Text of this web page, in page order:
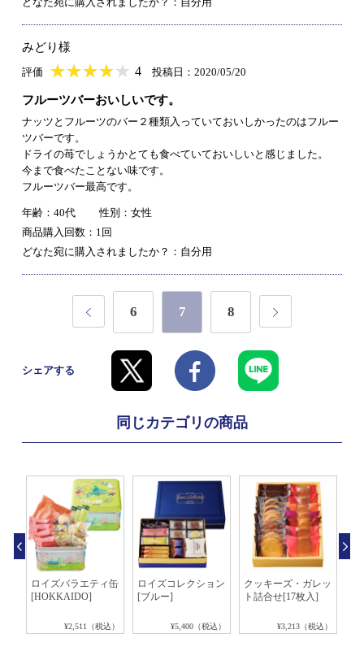
みどり様
評価 ★★★★★
★★★★★ 4 投稿日：2020/05/20
フルーツバーおいしいです。
ナッツとフルーツのバー２種類入っていておいしかったのはフルー
ツバーです。
ドライの苺でしょうかとても食べていておいしいと感じました。
今まで食べたことない味です。
フルーツバー最高です。
年齢：40代
性別：女性
商品購入回数：1回
どなた宛に購入されましたか？：自分用
6 7 8
シェアする
同じカテゴリの商品
ロイズバラエティ缶
[HOKKAIDO]
¥2,511（税込）
ロイズコレクション
[ブルー]
¥5,400（税込）
クッキーズ・ガレッ
ト詰合せ[17枚入]
¥3,213（税込）